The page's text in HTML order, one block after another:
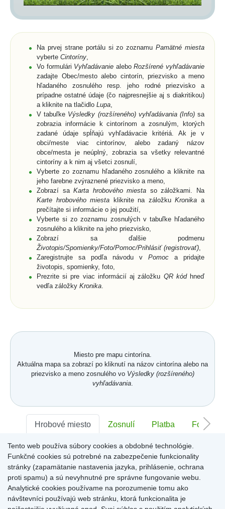
Na prvej strane portálu si zo zoznamuPamätné miesta
vyberte Cintoríny
Vo formulári Vyhľadávanie aleboRozšírené vyhľadávanie
zadajte Obec/mesto alebo cintorín, priezvisko a meno
hľadaného zosnulého resp. jeho rodné priezvisko a
prípadne ostatné údaje (čo najpresnejšie aj s diakritikou)
a kliknite na tlačidlo Lupa
V tabuľke Výsledky (rozšíreného) vyhľadávania (Info)sa
zobrazia informácie k cintorínom a zosnulým, ktorých
zadané údaje spĺňajú vyhľadávacie kritériá. Ak je v
obci/meste viac cintorínov, alebo zadaný názov
obce/mesta je neúplný, zobrazia sa všetky relevantné
cintoríny a k nim aj všetci zosnulí,
Vyberte zo zoznamu hľadaného zosnulého a kliknite na
jeho farebne zvýraznené priezvisko a meno,
Zobrazí saKarta hrobového miesta so záložkami. Na
Karte hrobového miesta kliknite na záložkuKronika a
prečítajte si informácie o jej použití,
Vyberte si zo zoznamu zosnulých v tabuľke hľadaného
zosnulého a kliknite na jeho priezvisko,
Zobrazí sa ďalšie podmenu
Životopis/Spomienky/Foto/Pomoc/Prihlásiť (registrovať)
Zaregistrujte sa podľa návodu v Pomoc a pridajte
životopis, spomienky, foto,
Prezrite si pre viac informácií aj záložku QR kódhneď
vedľa záložky Kronika
Miesto pre mapu cintorína.
Aktuálna mapa sa zobrazí po kliknutí na názov cintorína alebo na
priezvisko a meno zosnulého vo Výsledky (rozšíreného)
vyhľadávania.
Hrobové miesto Zosnulí Platba Foto
Sektor:- Rad:- Číslo:-
Miesto pre informácie o hrobovom mieste
Tento web používa súbory cookies a obdobné technológie.
Funkčné cookies sú potrebné na zabezpečenie funkcionality
stránky (zapamätanie nastavenia jazyka, prihlásenie, ochrana
proti spamu) a sú nevyhnutné pre správne fungovanie webu.
Analytické cookies používame na porozumenie tomu ako
návštevníci používajú web stránku, ktorá funkcionalita je